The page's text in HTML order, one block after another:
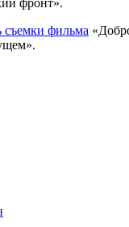
съемки фильма